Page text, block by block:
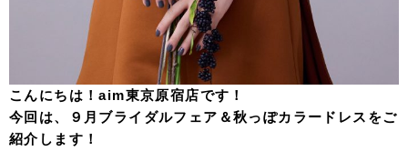
こんにちは！aim東京原宿店です！
今回は、９月ブライダルフェア＆秋っぽカラードレスをご
紹介します！